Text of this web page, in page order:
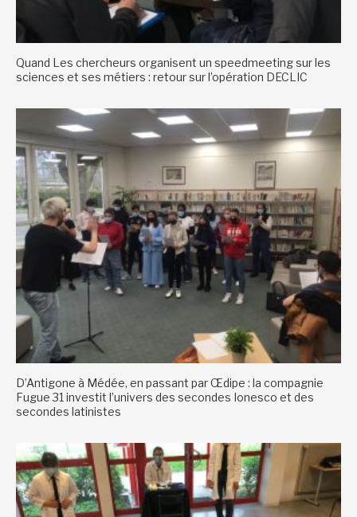
Quand Les chercheurs organisent un speedmeeting sur les
sciences et ses métiers : retour sur l’opération DECLIC
D’Antigone à Médée, en passant par Œdipe : la compagnie
Fugue 31 investit l’univers des secondes Ionesco et des
secondes latinistes